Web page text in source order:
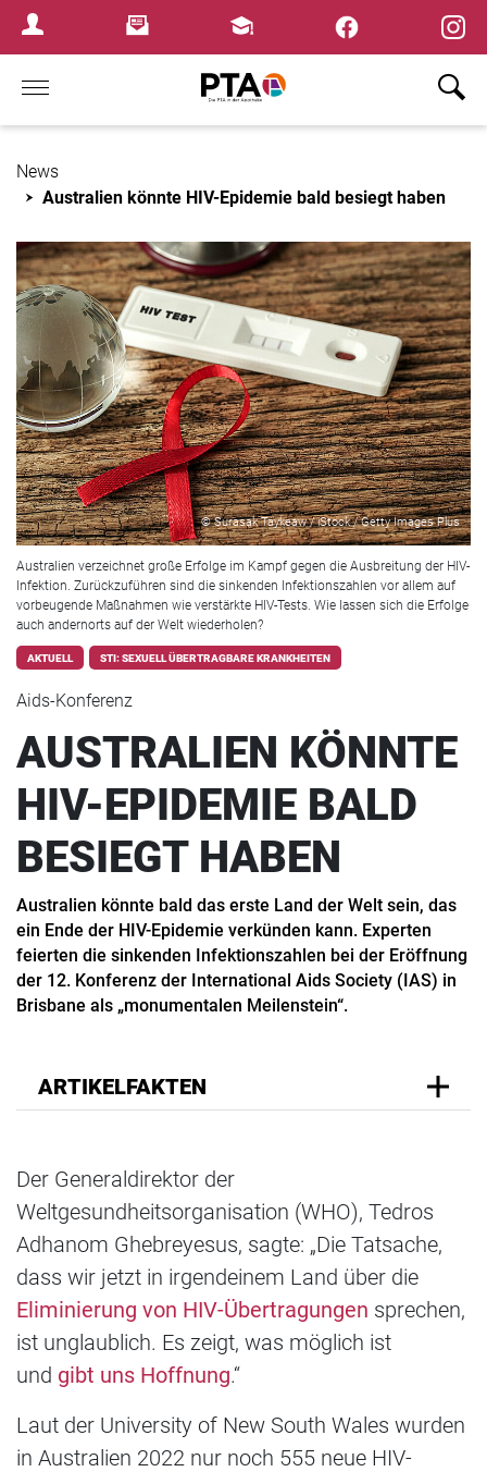
Login MenuNewsletterFortbildungen
Home
News
Australien könnte HIV-Epidemie bald besiegt haben
© Surasak Taykeaw / iStock / Getty Images Plus
Australien verzeichnet große Erfolge im Kampf gegen die Ausbreitung der HIV-
Infektion. Zurückzuführen sind die sinkenden Infektionszahlen vor allem auf
vorbeugende Maßnahmen wie verstärkte HIV-Tests. Wie lassen sich die Erfolge
auch andernorts auf der Welt wiederholen?
AKTUELL STI: SEXUELL ÜBERTRAGBARE KRANKHEITEN
Aids-Konferenz
AUSTRALIEN KÖNNTE
HIV-EPIDEMIE BALD
BESIEGT HABEN
Australien könnte bald das erste Land der Welt sein, das
ein Ende der HIV-Epidemie verkünden kann. Experten
feierten die sinkenden Infektionszahlen bei der Eröffnung
der 12. Konferenz der International Aids Society (IAS) in
Brisbane als „monumentalen Meilenstein“.
ARTIKELFAKTEN
Der Generaldirektor der
Weltgesundheitsorganisation (WHO), Tedros
Adhanom Ghebreyesus, sagte: „Die Tatsache,
dass wir jetzt in irgendeinem Land über die
Eliminierung von HIV-Übertragungen sprechen,
ist unglaublich. Es zeigt, was möglich ist
und gibt uns Hoffnung.“
Laut der University of New South Wales wurden
in Australien 2022 nur noch 555 neue HIV-
×